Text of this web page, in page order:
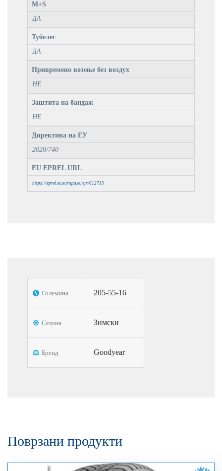
M+S
ДА
Тубелес
ДА
Привремено возење без воздух
НЕ
Заштита на бандаж
НЕ
Директива на ЕУ
2020/740
EU EPREL URL
https://eprel.ec.europa.eu/qr/612715
Големина 205-55-16
Сезона Зимски
Бренд Goodyear
Поврзани продукти